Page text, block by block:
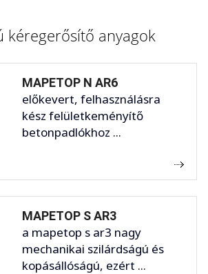
kéregerősítő anyagok
MAPETOP N AR6
előkevert, felhasználásra
kész felületkeményítő
betonpadlókhoz ...
MAPETOP S AR3
a mapetop s ar3 nagy
mechanikai szilárdságú és
kopásállóságú, ezért ...